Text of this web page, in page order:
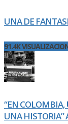
UNA DE
91.4K
“EN COLOMBIA,
UNA HISTORIA”